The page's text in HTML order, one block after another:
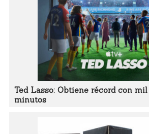
Ted Lasso: Obtiene récord con
minutos